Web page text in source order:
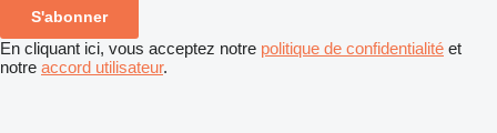
S'abonner
En cliquant ici, vous acceptez notre politique de confidentialité et
notre accord utilisateur.